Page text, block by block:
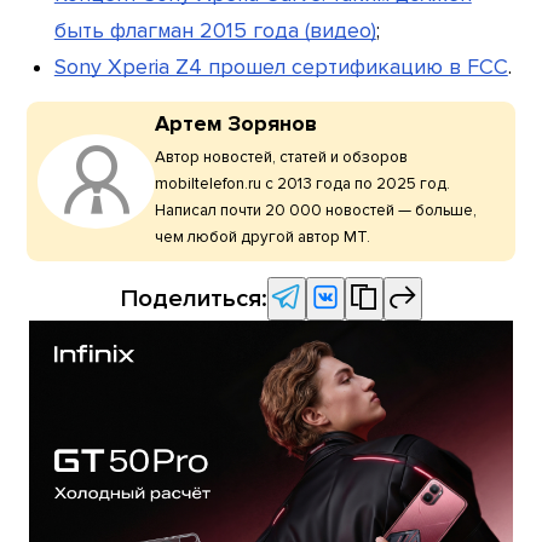
быть флагман 2015 года (видео);
Sony Xperia Z4 прошел сертификацию в FCC.
Артем Зорянов
Автор новостей, статей и обзоров
mobiltelefon.ru с 2013 года по 2025 год.
Написал почти 20 000 новостей — больше,
чем любой другой автор МТ.
Поделиться: